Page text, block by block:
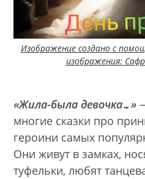
Изображение создано с
изображения:
«Жила-была девочка…»
многие сказки про
героини самых
Они живут в замках,
туфельки, любят